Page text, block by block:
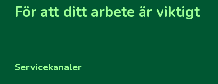
För att ditt arbete är viktigt
Servicekanaler